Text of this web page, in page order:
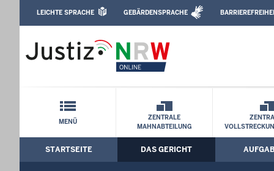
Amtsgericht Hagen: Sitzungstermine
Leichte Sprache, Gebärdensprachenvideo
LEICHTE SPRACHE GEBÄRDENSPRACHE
Schnellnavigation mit Volltext-Suche
MENÜ
ZENTRALE
MAHNABTEILUNG
Hauptmenü: Hauptnavigation
STARTSEITE DAS GERICHT